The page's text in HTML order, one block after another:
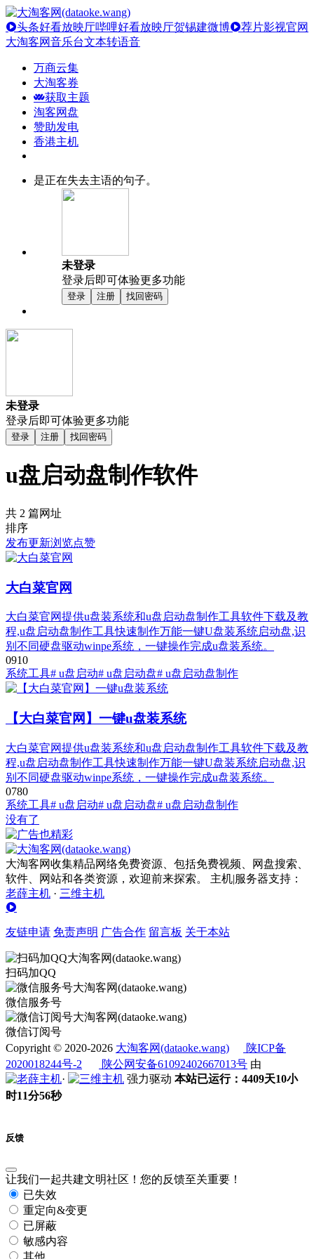
头条好看放映厅哔哩好看放映厅贺锡建微博
荐片影视官网
大淘客网音乐台文本转语音
万商云集
大淘客券
获取主题
淘客网盘
赞助发电
香港主机
是正在失去主语的句子。
未登录
登录后即可体验更多功能
登录 注册 找回密码
未登录
登录后即可体验更多功能
登录 注册 找回密码
u盘启动盘制作软件
共 2 篇网址
排序
发布更新浏览点赞
大白菜官网
大白菜官网提供u盘装系统和u盘启动盘制作工具软件下载及教
程,u盘启动盘制作工具快速制作万能一键U盘装系统启动盘,识
别不同硬盘驱动winpe系统，一键操作完成u盘装系统。
0910
系统工具# u盘启动# u盘启动盘# u盘启动盘制作
【大白菜官网】一键u盘装系统
大白菜官网提供u盘装系统和u盘启动盘制作工具软件下载及教
程,u盘启动盘制作工具快速制作万能一键U盘装系统启动盘,识
别不同硬盘驱动winpe系统，一键操作完成u盘装系统。
0780
系统工具# u盘启动# u盘启动盘# u盘启动盘制作
没有了
大淘客网收集精品网络免费资源、包括免费视频、网盘搜索、
软件、网站和各类资源，欢迎前来探索。 主机|服务器支持：
老薛主机 · 三维主机
友链申请 免责声明 广告合作 留言板 关于本站
扫码加QQ
微信服务号
微信订阅号
Copyright © 2020-2026 大淘客网(dataoke.wang)
陕ICP备
2020018244号-2
陕公网安备61092402667013号 由
·
强力驱动 本站已运行：4409天10小
时11分57秒
反馈
让我们一起共建文明社区！您的反馈至关重要！
已失效
重定向&变更
已屏蔽
敏感内容
其他